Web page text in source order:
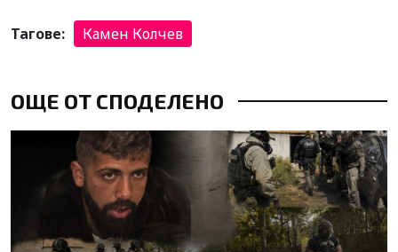
Тагове: Камен Колчев
ОЩЕ ОТ СПОДЕЛЕНО